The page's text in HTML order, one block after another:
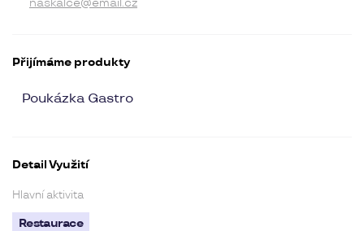
naskalce@email.cz
Přijímáme produkty
Poukázka Gastro
Detail Využití
Hlavní aktivita
Restaurace